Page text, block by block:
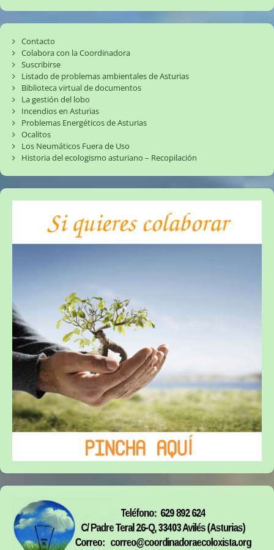
Contacto
Colabora con la Coordinadora
Suscribirse
Listado de problemas ambientales de Asturias
Biblioteca virtual de documentos
La gestión del lobo
Incendios en Asturias
Problemas Energéticos de Asturias
Ocalitos
Los Neumáticos Fuera de Uso
Historia del ecologismo asturiano – Recopilación